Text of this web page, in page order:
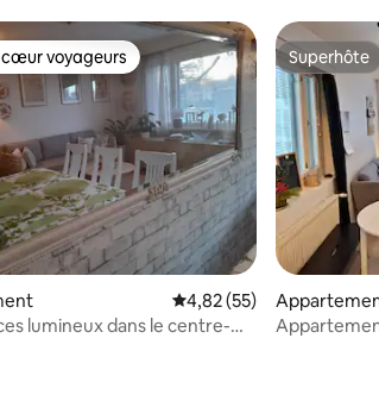
cœur voyageurs
voyageurs
Évaluation moyenne sur
4,82 (55)
lumineux dans le centre-
Superhôte
Superhôte